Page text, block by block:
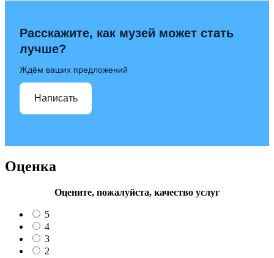
Расскажите, как музей может стать
лучше?
Ждём ваших предложений
Написать
Оценка
Оцените, пожалуйста, качество услуг
5
4
3
2